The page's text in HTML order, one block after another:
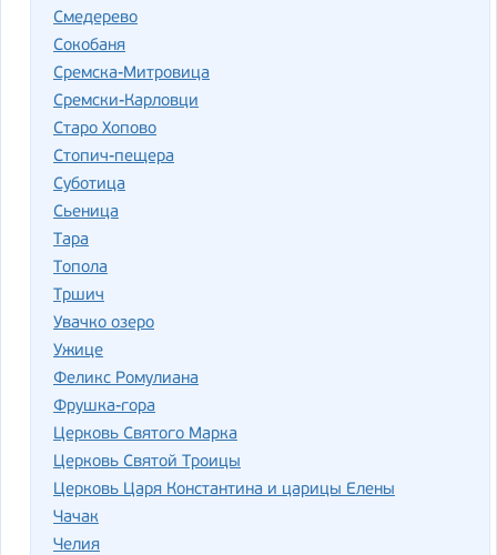
Смедерево
Сокобаня
Сремска-Митровица
Сремски-Карловци
Старо Хопово
Стопич-пещера
Суботица
Сьеница
Тара
Топола
Тршич
Увачко озеро
Ужице
Феликс Ромулиана
Фрушка-гора
Церковь Святого Марка
Церковь Святой Троицы
Церковь Царя Константина и царицы Елены
Чачак
Челия